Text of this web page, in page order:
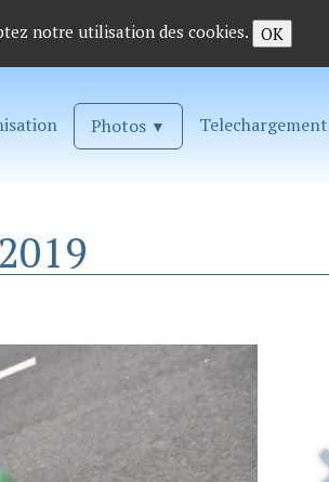
notre utilisation des cookies. OK
Photos ▼